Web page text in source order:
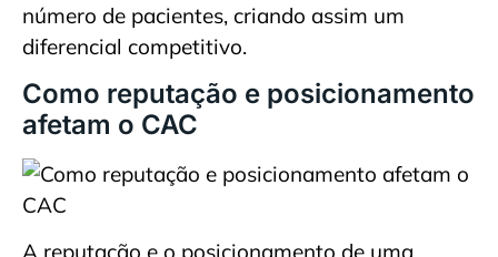
número de pacientes, criando assim um
diferencial competitivo.
Como reputação e posicionamento
afetam o CAC